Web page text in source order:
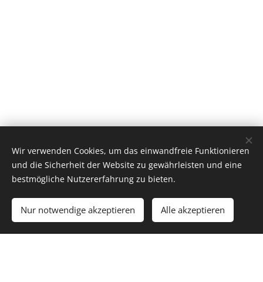
Zum Warenkorb hinzufügen
Wir verwenden Cookies, um das einwandfreie Funktionieren
und die Sicherheit der Website zu gewährleisten und eine
bestmögliche Nutzererfahrung zu bieten.
Nur notwendige akzeptieren Alle akzeptieren